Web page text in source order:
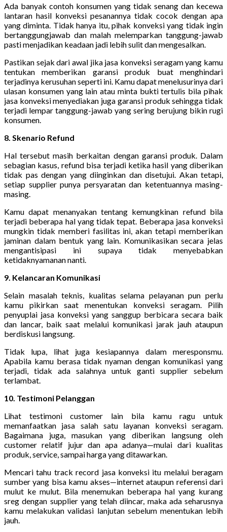
Ada banyak contoh konsumen yang tidak senang dan kecewa
lantaran hasil konveksi pesanannya tidak cocok dengan apa
yang diminta. Tidak hanya itu, pihak konveksi yang tidak ingin
bertanggungjawab dan malah melemparkan tanggung-jawab
pasti menjadikan keadaan jadi lebih sulit dan mengesalkan.
Pastikan sejak dari awal jika jasa konveksi seragam yang kamu
tentukan memberikan garansi produk buat menghindari
terjadinya kerusuhan seperti ini. Kamu dapat menelusurinya dari
ulasan konsumen yang lain atau minta bukti tertulis bila pihak
jasa konveksi menyediakan juga garansi produk sehingga tidak
terjadi lempar tanggung-jawab yang sering berujung bikin rugi
konsumen.
8. Skenario Refund
Hal tersebut masih berkaitan dengan garansi produk. Dalam
sebagian kasus, refund bisa terjadi ketika hasil yang diberikan
tidak pas dengan yang diinginkan dan disetujui. Akan tetapi,
setiap supplier punya persyaratan dan ketentuannya masing-
masing.
Kamu dapat menanyakan tentang kemungkinan refund bila
terjadi beberapa hal yang tidak tepat. Beberapa jasa konveksi
mungkin tidak memberi fasilitas ini, akan tetapi memberikan
jaminan dalam bentuk yang lain. Komunikasikan secara jelas
mengantisipasi ini supaya tidak menyebabkan
ketidaknyamanan nanti.
9. Kelancaran Komunikasi
Selain masalah teknis, kualitas selama pelayanan pun perlu
kamu pikirkan saat menentukan konveksi seragam. Pilih
penyuplai jasa konveksi yang sanggup berbicara secara baik
dan lancar, baik saat melalui komunikasi jarak jauh ataupun
berdiskusi langsung.
Tidak lupa, lihat juga kesiapannya dalam meresponsmu.
Apabila kamu berasa tidak nyaman dengan komunikasi yang
terjadi, tidak ada salahnya untuk ganti supplier sebelum
terlambat.
10. Testimoni Pelanggan
Lihat testimoni customer lain bila kamu ragu untuk
memanfaatkan jasa salah satu layanan konveksi seragam.
Bagaimana juga, masukan yang diberikan langsung oleh
customer relatif jujur dan apa adanya—mulai dari kualitas
produk, service, sampai harga yang ditawarkan.
Mencari tahu track record jasa konveksi itu melalui beragam
sumber yang bisa kamu akses—internet ataupun referensi dari
mulut ke mulut. Bila menemukan beberapa hal yang kurang
sreg dengan supplier yang telah diincar, maka ada seharusnya
kamu melakukan validasi lanjutan sebelum menentukan lebih
jauh.